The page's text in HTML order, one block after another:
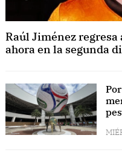
Raúl Jiménez
ahora en la segunda